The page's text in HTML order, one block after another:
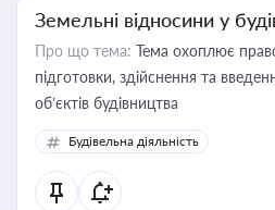
Земельні відносини у
Про що тема: Тема охоплює
підготовки, здійснення та
об’єктів будівництва
Будівельна діяльність